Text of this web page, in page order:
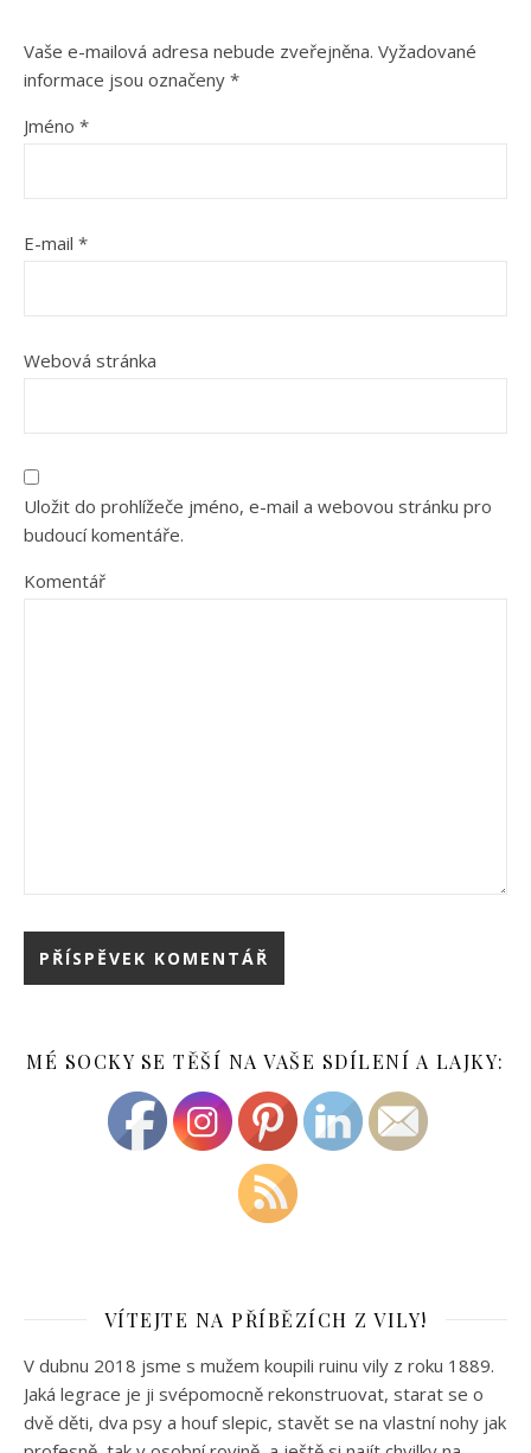
Vaše e-mailová adresa nebude zveřejněna. Vyžadované
informace jsou označeny *
Jméno *
E-mail *
Webová stránka
Uložit do prohlížeče jméno, e-mail a webovou stránku pro
budoucí komentáře.
Komentář
MÉ SOCKY SE TĚŠÍ NA VAŠE SDÍLENÍ A LAJKY:
VÍTEJTE NA PŘÍBĚZÍCH Z VILY!
V dubnu 2018 jsme s mužem koupili ruinu vily z roku 1889.
Jaká legrace je ji svépomocně rekonstruovat, starat se o
dvě děti, dva psy a houf slepic, stavět se na vlastní nohy jak